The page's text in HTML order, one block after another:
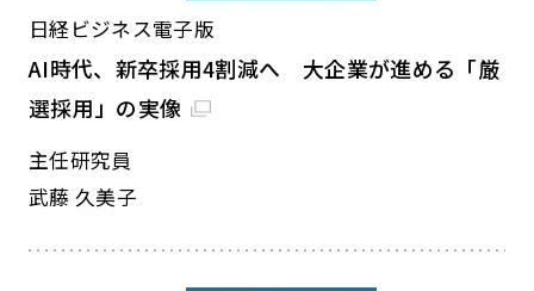
日経ビジネス電子版
AI時代、新卒採用4割減へ 大企業が進める「厳
選採用」の実像
主任研究員
武藤 久美子